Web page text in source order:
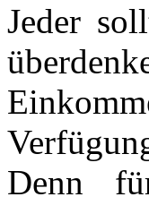
Jeder
Denn